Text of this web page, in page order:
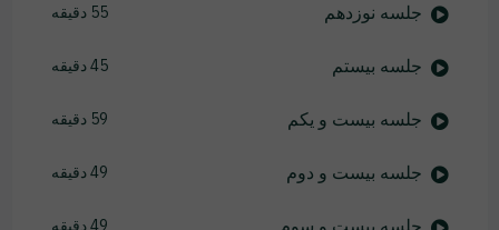
جلسه نوزدهم 55 دقیقه
جلسه بیستم 45 دقیقه
جلسه بیست و یکم 59 دقیقه
جلسه بیست و دوم 49 دقیقه
49 دقیقه